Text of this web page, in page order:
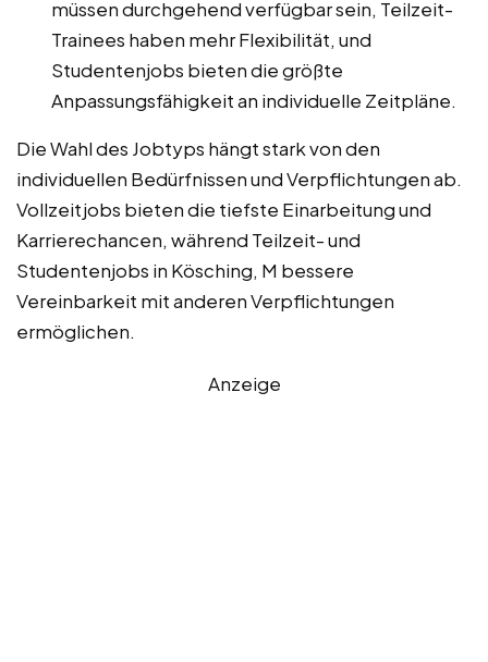
müssen durchgehend verfügbar sein, Teilzeit-
Trainees haben mehr Flexibilität, und
Studentenjobs bieten die größte
Anpassungsfähigkeit an individuelle Zeitpläne.
Die Wahl des Jobtyps hängt stark von den
individuellen Bedürfnissen und Verpflichtungen ab.
Vollzeitjobs bieten die tiefste Einarbeitung und
Karrierechancen, während Teilzeit- und
Studentenjobs in Kösching, M bessere
Vereinbarkeit mit anderen Verpflichtungen
ermöglichen.
Anzeige